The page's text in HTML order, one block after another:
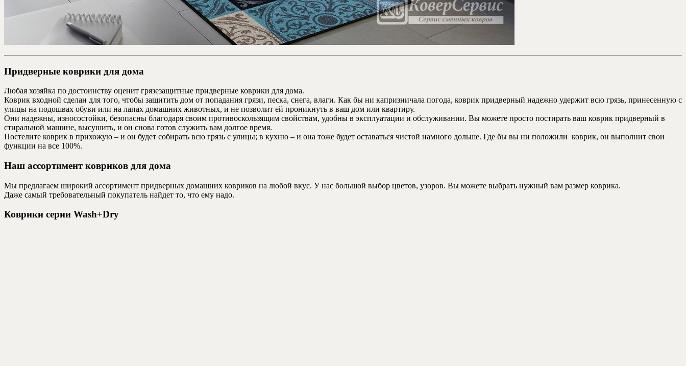
Придверные коврики для дома
Любая хозяйка по достоинству оценит грязезащитные придверные коврики для дома.
Коврик входной сделан для того, чтобы защитить дом от попадания грязи, песка, снега, влаги. Как бы ни капризничала погода, коврик придверный надежно удержит всю грязь, принесенную с
улицы на подошвах обуви или на лапах домашних животных, и не позволит ей проникнуть в ваш дом или квартиру.
Они надежны, износостойки, безопасны благодаря своим противоскользящим свойствам, удобны в эксплуатации и обслуживании. Вы можете просто постирать ваш коврик придверный в
стиральной машине, высушить, и он снова готов служить вам долгое время.
Постелите коврик в прихожую – и он будет собирать всю грязь с улицы; в кухню – и она тоже будет оставаться чистой намного дольше. Где бы вы ни положили коврик, он выполнит свои
функции на все 100%.
Наш ассортимент ковриков для дома
Мы предлагаем широкий ассортимент придверных домашних ковриков на любой вкус. У нас большой выбор цветов, узоров. Вы можете выбрать нужный вам размер коврика.
Даже самый требовательный покупатель найдет то, что ему надо.
Коврики серии Wash+Dry